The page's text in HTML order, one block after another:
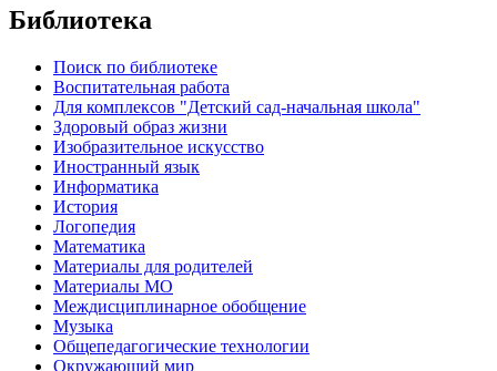
Библиотека
Поиск по библиотеке
Воспитательная работа
Для комплексов "Детский сад-начальная школа"
Здоровый образ жизни
Изобразительное искусство
Иностранный язык
Информатика
История
Логопедия
Математика
Материалы для родителей
Материалы МО
Междисциплинарное обобщение
Музыка
Общепедагогические технологии
Окружающий мир